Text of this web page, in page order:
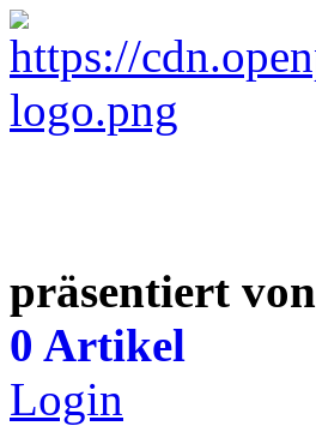
präsentiert von
0 Artikel
Login